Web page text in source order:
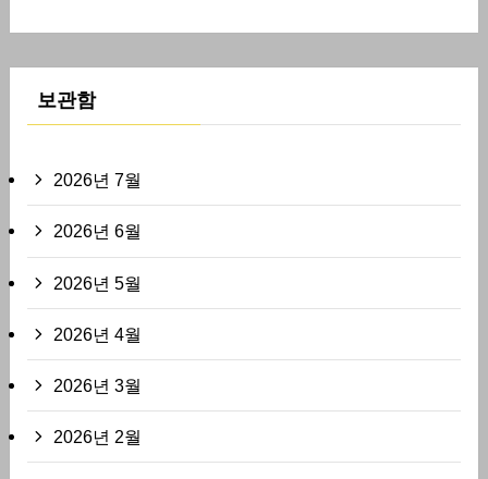
보관함
2026년 7월
2026년 6월
2026년 5월
2026년 4월
2026년 3월
2026년 2월